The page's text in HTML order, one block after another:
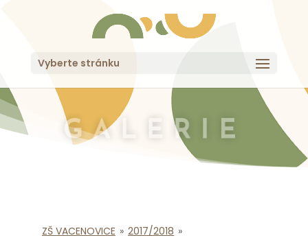
Vyberte stránku
GALERIE
ZŠ VACENOVICE » 2017/2018 »